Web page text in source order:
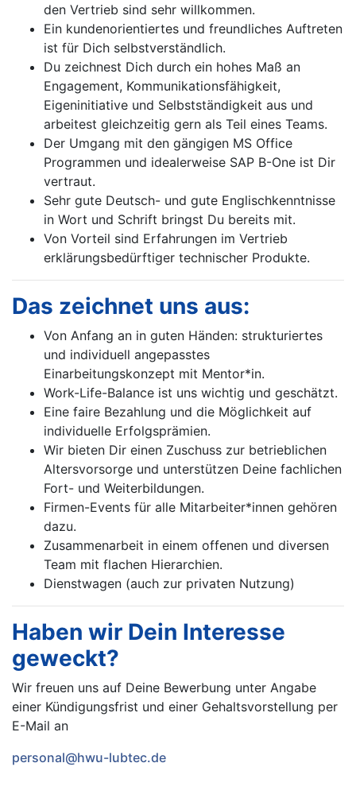
den Vertrieb sind sehr willkommen.
Ein kundenorientiertes und freundliches Auftreten
ist für Dich selbstverständlich.
Du zeichnest Dich durch ein hohes Maß an
Engagement, Kommunikationsfähigkeit,
Eigeninitiative und Selbstständigkeit aus und
arbeitest gleichzeitig gern als Teil eines Teams.
Der Umgang mit den gängigen MS Office
Programmen und idealerweise SAP B-One ist Dir
vertraut.
Sehr gute Deutsch- und gute Englischkenntnisse
in Wort und Schrift bringst Du bereits mit.
Von Vorteil sind Erfahrungen im Vertrieb
erklärungsbedürftiger technischer Produkte.
Das zeichnet uns aus:
Von Anfang an in guten Händen: strukturiertes
und individuell angepasstes
Einarbeitungskonzept mit Mentor*in.
Work-Life-Balance ist uns wichtig und geschätzt.
Eine faire Bezahlung und die Möglichkeit auf
individuelle Erfolgsprämien.
Wir bieten Dir einen Zuschuss zur betrieblichen
Altersvorsorge und unterstützen Deine fachlichen
Fort- und Weiterbildungen.
Firmen-Events für alle Mitarbeiter*innen gehören
dazu.
Zusammenarbeit in einem offenen und diversen
Team mit flachen Hierarchien.
Dienstwagen (auch zur privaten Nutzung)
Haben wir Dein Interesse
geweckt?
Wir freuen uns auf Deine Bewerbung unter Angabe
einer Kündigungsfrist und einer Gehaltsvorstellung per
E-Mail an
personal@hwu-lubtec.de